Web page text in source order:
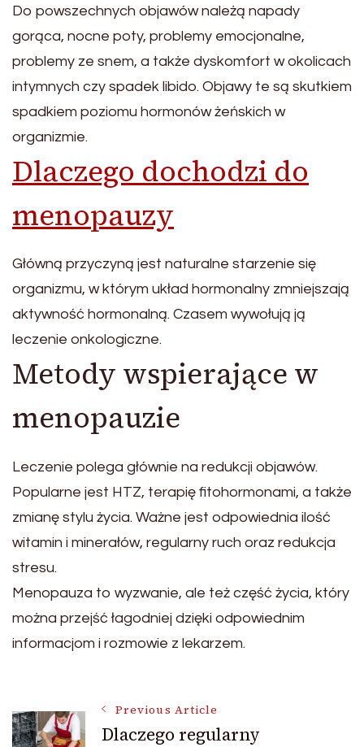
Do powszechnych objawów należą napady
gorąca, nocne poty, problemy emocjonalne,
problemy ze snem, a także dyskomfort w okolicach
intymnych czy spadek libido. Objawy te są skutkiem
spadkiem poziomu hormonów żeńskich w
organizmie.
Dlaczego dochodzi do
menopauzy
Główną przyczyną jest naturalne starzenie się
organizmu, w którym układ hormonalny zmniejszają
aktywność hormonalną. Czasem wywołują ją
leczenie onkologiczne.
Metody wspierające w
menopauzie
Leczenie polega głównie na redukcji objawów.
Popularne jest HTZ, terapię fitohormonami, a także
zmianę stylu życia. Ważne jest odpowiednia ilość
witamin i minerałów, regularny ruch oraz redukcja
stresu.
Menopauza to wyzwanie, ale też część życia, który
można przejść łagodniej dzięki odpowiednim
informacjom i rozmowie z lekarzem.
Post
Previous Article
Dlaczego regularny